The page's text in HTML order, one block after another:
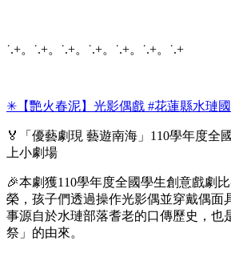
˙.+。˙.+。˙.+。˙.+。˙.+。˙.+。˙.+
✳︎【艷火春泥】光影偶戲 #花蓮縣水璉
🏅「優藝劇現 藝遊南海」110學年度全
上小劇場
🎉本劇獲110學年度全國學生創意戲劇
榮，孩子們透過操作光影偶並穿戴偶面
事源自於水璉部落耆老的口傳歷史，也
祭」的由來。